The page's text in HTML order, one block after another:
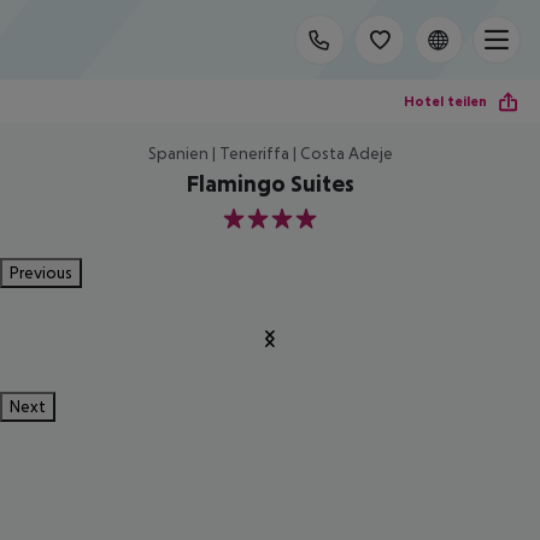
Hotel teilen
Spanien | Teneriffa | Costa Adeje
Flamingo Suites
4
Previous
Next